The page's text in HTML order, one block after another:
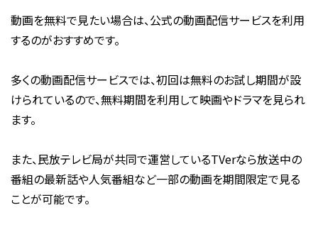
動画を無料で見たい場合は、公式の動画配信サービスを利用
するのがおすすめです。
多くの動画配信サービスでは、初回は無料のお試し期間が設
けられているので、無料期間を利用して映画やドラマを見られ
ます。
また、民放テレビ局が共同で運営しているTVerなら放送中の
番組の最新話や人気番組など一部の動画を期間限定で見る
ことが可能です。